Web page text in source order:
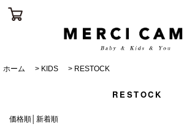
ホーム > KIDS > RESTOCK
RESTOCK
価格順 新着順